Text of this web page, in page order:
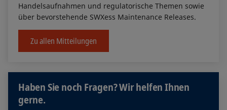
Handelsaufnahmen und regulatorische Themen sowie
über bevorstehende SWXess Maintenance Releases.
Zu allen Mitteilungen
Haben Sie noch Fragen? Wir helfen Ihnen
gerne.